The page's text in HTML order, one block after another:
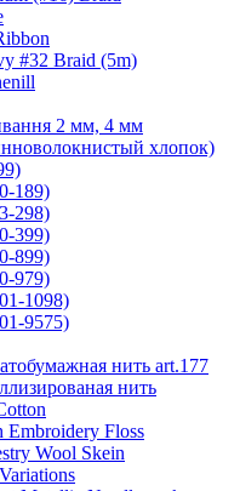
#32 Braid (5m)
2 мм, 4 мм
хлопок)
189)
298)
399)
899)
979)
1098)
9575)
нить art.177
нить
Floss
Wool Skein